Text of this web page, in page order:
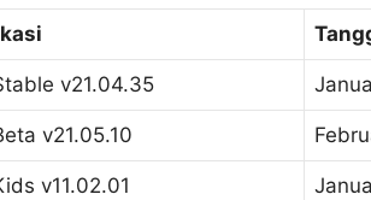
v21.04.35
v21.05.10
v11.02.01